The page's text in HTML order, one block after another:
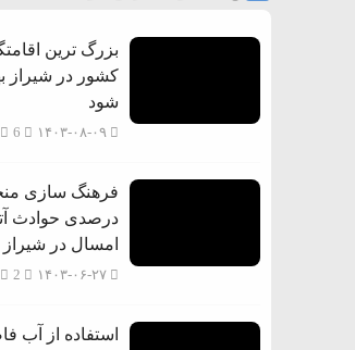
بزرگ ترین
کشور در شیراز
شود
۱۴۰۳-۰۸-۰۹
درصدی حوادث
امسال در
۱۴۰۳-۰۶-۲۷
استفاده از آب